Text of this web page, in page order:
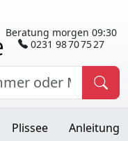
Beratung morgen 09:30
0231 98 70 75 27
Plissee Anleitung